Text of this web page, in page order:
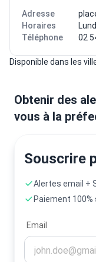
Adresse
Horaires
Téléphone
02
Disponible dans les
Obtenir des
vous à la
Souscrire
Alertes email +
Paiement
Email